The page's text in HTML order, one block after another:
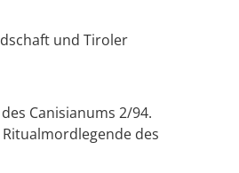
und Tiroler
Canisianums 2/94.
des